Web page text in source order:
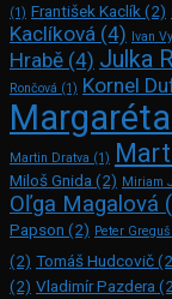
(1) František Kaclík (2)
Kaclíková (4) Ivan
Hrabě (4) Julka
Rončová (1) Kornel
Martin Dratva (1)
Miloš Gnida (2) Miriam
Oľga Magalová
Papson (2) Peter Greguš
(2) Tomáš Hudcovič
(2) Vladimír Pazdera